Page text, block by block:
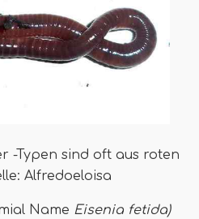
-Typen sind oft aus roten
Alfredoeloisa
Name Eisenia fetida)